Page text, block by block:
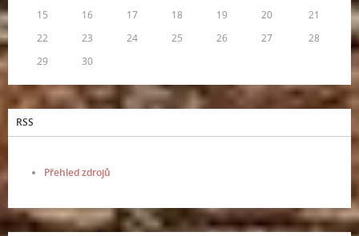
15
16 17 18 19 20
21
22
23 24 25 26 27
28
29
30
RSS
Přehled zdrojů